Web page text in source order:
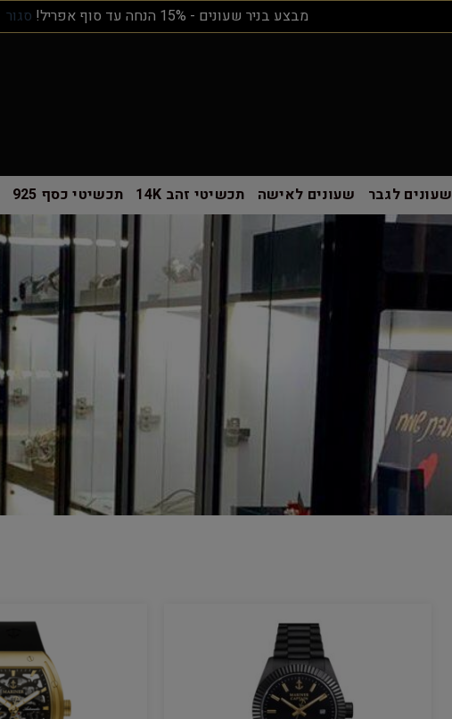
מבצע בניר שעונים - 15% הנחה עד סוף אפריל! סגור
שעונים לגבר שעונים לאישה תכשיטי זהב 14K תכשיטי כסף 925